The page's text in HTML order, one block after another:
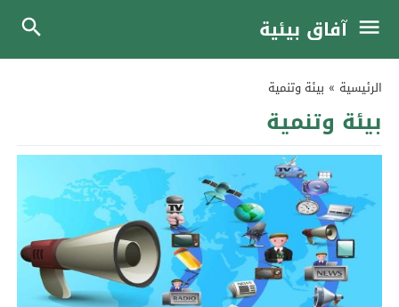
آفاق بيئية
الرئيسية » بيئة وتنمية
بيئة وتنمية